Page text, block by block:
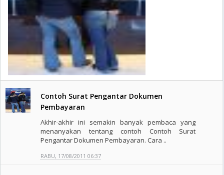
Contoh Surat Pengantar Dokumen
Pembayaran
Akhir-akhir ini semakin banyak pembaca yang
menanyakan tentang contoh Contoh Surat
Pengantar Dokumen Pembayaran. Cara ..
RABU, 17/08/2011 06:37